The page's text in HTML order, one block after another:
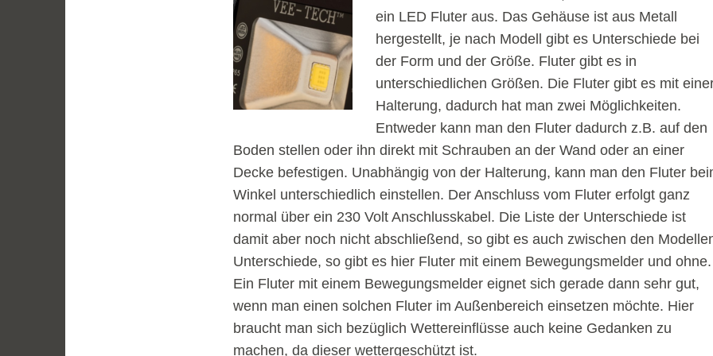
ein LED Fluter aus. Das Gehäuse ist aus Metall
hergestellt, je nach Modell gibt es Unterschiede bei
der Form und der Größe. Fluter gibt es in
unterschiedlichen Größen. Die Fluter gibt es mit
Halterung, dadurch hat man zwei Möglichkeiten.
Entweder kann man den Fluter dadurch z.B. auf den
Boden stellen oder ihn direkt mit Schrauben an der Wand oder an einer
Decke befestigen. Unabhängig von der Halterung, kann man den Fluter
Winkel unterschiedlich einstellen. Der Anschluss vom Fluter erfolgt ganz
normal über ein 230 Volt Anschlusskabel. Die Liste der Unterschiede ist
damit aber noch nicht abschließend, so gibt es auch zwischen den
Unterschiede, so gibt es hier Fluter mit einem Bewegungsmelder und ohne.
Ein Fluter mit einem Bewegungsmelder eignet sich gerade dann sehr gut,
wenn man einen solchen Fluter im Außenbereich einsetzen möchte. Hier
braucht man sich bezüglich Wettereinflüsse auch keine Gedanken zu
machen, da dieser wettergeschützt ist.